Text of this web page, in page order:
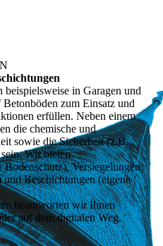
in Garagen und
zum Einsatz und
erfüllen. Neben einem
die chemische und
sowie die Sicherheit (z.B.
Wir bieten
Bodenschutz), Versiegelungen
Beschichtungen (eigene
beantworten wir Ihnen
auf dem digitalen Weg.